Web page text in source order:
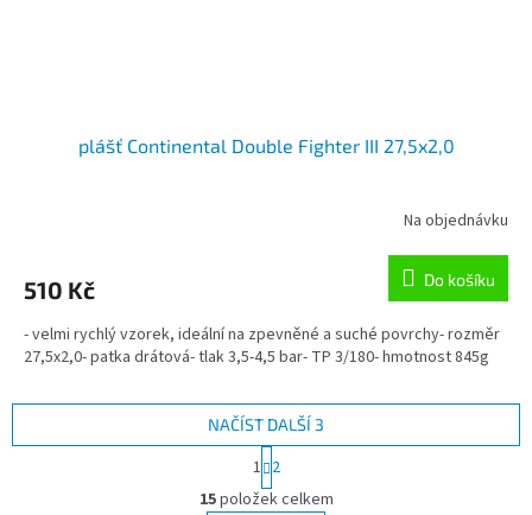
plášť Continental Double Fighter III 27,5x2,0
Na objednávku
510 Kč Do košíku
- velmi rychlý vzorek, ideální na zpevněné a suché povrchy- rozměr
27,5x2,0- patka drátová- tlak 3,5-4,5 bar- TP 3/180- hmotnost 845g
O
NAČÍST DALŠÍ 3
S
t
r
1 2
15položek celkem